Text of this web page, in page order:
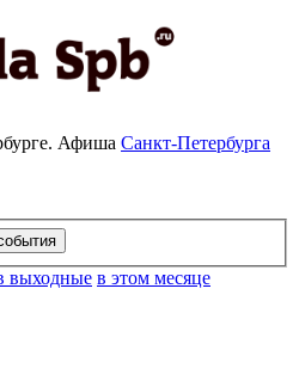
Афиша Санкт-Петербурга
выходные в этом месяце